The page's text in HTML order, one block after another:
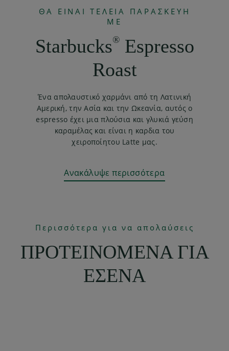
ΘΑ ΕΙΝΑΙ ΤΕΛΕΙΑ ΠΑΡΑΣΚΕΥΗ
ΜΕ
Starbucks®Espresso
Roast
Ένα απολαυστικό χαρμάνι από τη Λατινική
Αμερική, την Ασία και την Ωκεανία, αυτός ο
espresso έχει μια πλούσια και γλυκιά γεύση
καραμέλας και είναι η καρδια του
χειροποίητου Latte μας.
Ανακάλυψε περισσότερα
Περισσότερα για να απολαύσεις
ΠΡΟΤΕΙΝΟΜΕΝΑ ΓΙΑ
ΕΣΕΝΑ